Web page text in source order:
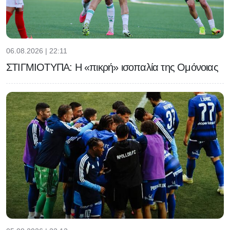
06.08.2026 | 22:11
ΣΤΙΓΜΙΟΤΥΠΑ: Η «πικρή» ισοπαλία της Ομόνοιας